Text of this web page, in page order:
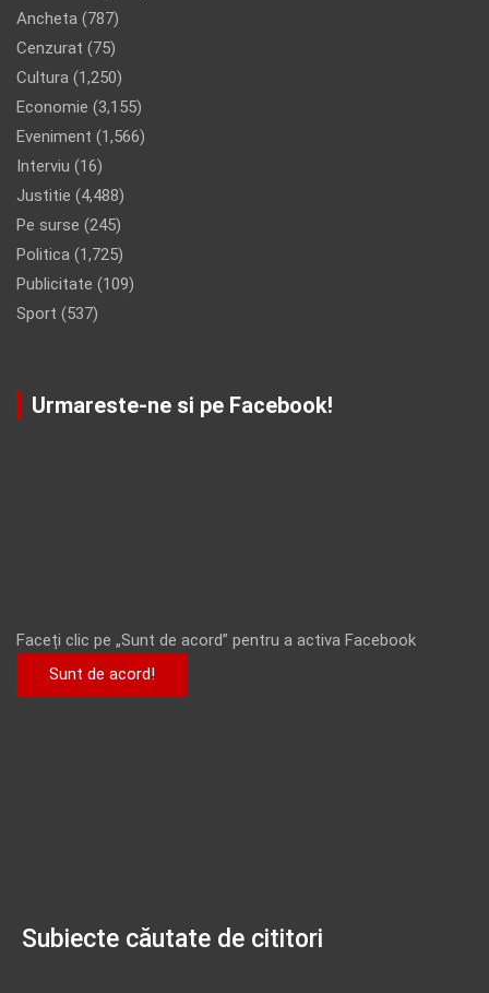
Ancheta (787)
Cenzurat (75)
Cultura (1,250)
Economie (3,155)
Eveniment (1,566)
Interviu (16)
Justitie (4,488)
Pe surse (245)
Politica (1,725)
Publicitate (109)
Sport (537)
Urmareste-ne si pe Facebook!
Faceți clic pe „Sunt de acord” pentru a activa Facebook
Sunt de acord!
Subiecte căutate de cititori